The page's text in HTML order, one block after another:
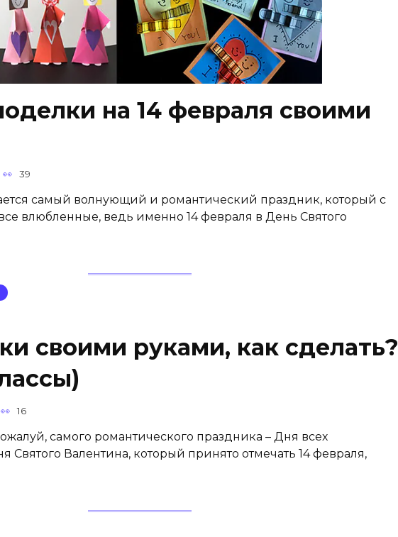
на 14 февраля своими
39
самый волнующий и романтический праздник, который с
влюбленные, ведь именно 14 февраля в День Святого
своими руками, как сделать?
16
самого романтического праздника – Дня всех
Святого Валентина, который принято отмечать 14 февраля,